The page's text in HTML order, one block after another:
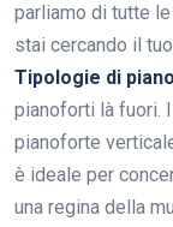
parliamo di tutte
stai cercando il
Tipologie di
pianoforti là fuori.
pianoforte
è ideale per
una regina della